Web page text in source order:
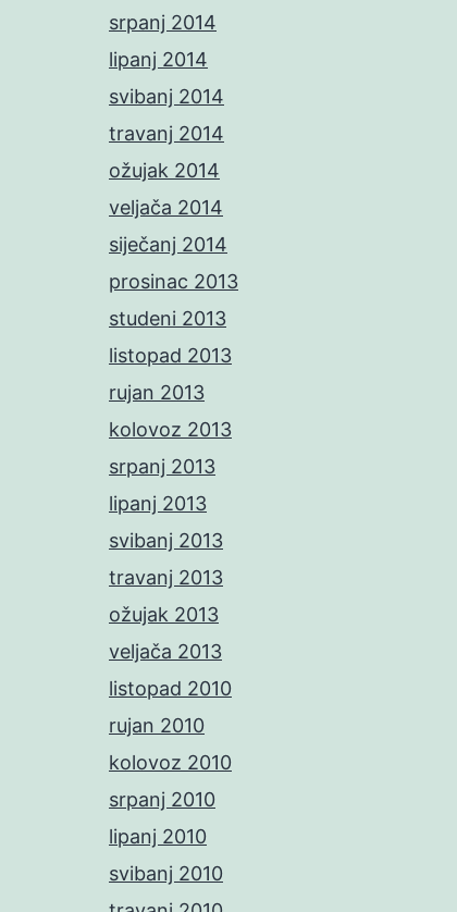
srpanj 2014
lipanj 2014
svibanj 2014
travanj 2014
ožujak 2014
veljača 2014
siječanj 2014
prosinac 2013
studeni 2013
listopad 2013
rujan 2013
kolovoz 2013
srpanj 2013
lipanj 2013
svibanj 2013
travanj 2013
ožujak 2013
veljača 2013
listopad 2010
rujan 2010
kolovoz 2010
srpanj 2010
lipanj 2010
svibanj 2010